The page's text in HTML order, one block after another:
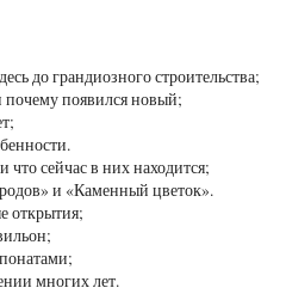
до грандиозного строительства;
почему появился новый;
сейчас в них находится;
и «Каменный цветок».
открытия;
многих лет.